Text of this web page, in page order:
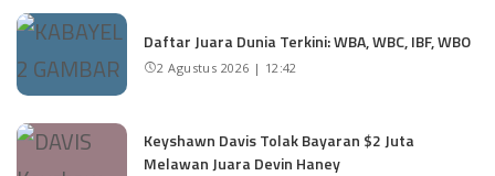
Daftar Juara Dunia Terkini: WBA, WBC, IBF, WBO
2 Agustus 2026 | 12:42
Keyshawn Davis Tolak Bayaran $2 Juta
Melawan Juara Devin Haney